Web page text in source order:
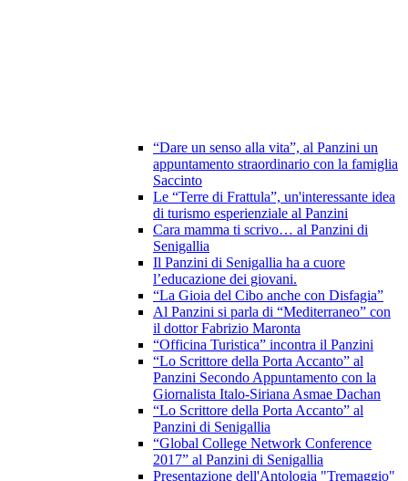
“Dare un senso alla vita”, al Panzini un
appuntamento straordinario con la famiglia
Saccinto
Le “Terre di Frattula”, un'interessante idea
di turismo esperienziale al Panzini
Cara mamma ti scrivo… al Panzini di
Senigallia
Il Panzini di Senigallia ha a cuore
l’educazione dei giovani.
“La Gioia del Cibo anche con Disfagia”
Al Panzini si parla di “Mediterraneo” con
il dottor Fabrizio Maronta
“Officina Turistica” incontra il Panzini
“Lo Scrittore della Porta Accanto” al
Panzini Secondo Appuntamento con la
Giornalista Italo-Siriana Asmae Dachan
“Lo Scrittore della Porta Accanto” al
Panzini di Senigallia
“Global College Network Conference
2017” al Panzini di Senigallia
Presentazione dell'Antologia "Tremaggio"